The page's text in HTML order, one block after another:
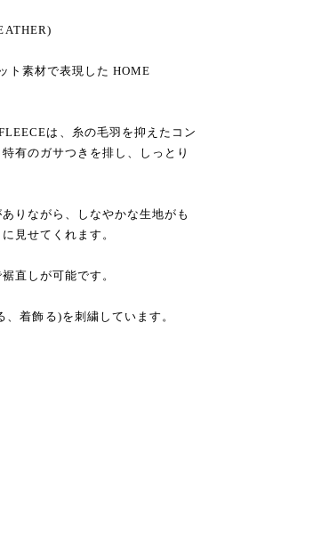
ト素材で表現した HOME
は、糸の毛羽を抑えたコン
有のガサつきを排し、しっとり
りながら、しなやかな生地がも
見せてくれます。
直しが可能です。
着飾る)を刺繍しています。